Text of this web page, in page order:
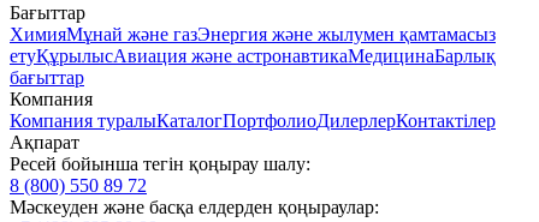
Бағыттар
ХимияМұнай және газЭнергия және жылумен қамтамасыз
етуҚұрылысАвиация және астронавтикаМедицинаБарлық
бағыттар
Компания
Компания туралыКаталогПортфолиоДилерлерКонтактілер
Ақпарат
Ресей бойынша тегін қоңырау шалу:
8 (800) 550 89 72
Мәскеуден және басқа елдерден қоңыраулар: